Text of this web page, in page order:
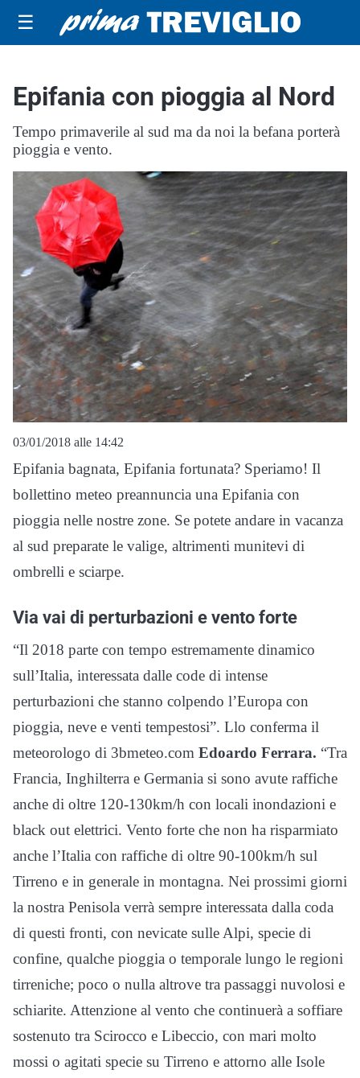
☰
Epifania con pioggia al Nord
Tempo primaverile al sud ma da noi la befana porterà
pioggia e vento.
03/01/2018 alle 14:42
Epifania bagnata, Epifania fortunata? Speriamo! Il
bollettino meteo preannuncia una Epifania con
pioggia nelle nostre zone. Se potete andare in vacanza
al sud preparate le valige, altrimenti munitevi di
ombrelli e sciarpe.
Via vai di perturbazioni e vento forte
“Il 2018 parte con tempo estremamente dinamico
sull’Italia, interessata dalle code di intense
perturbazioni che stanno colpendo l’Europa con
pioggia, neve e venti tempestosi”. Llo conferma il
meteorologo di 3bmeteo.com Edoardo Ferrara. “Tra
Francia, Inghilterra e Germania si sono avute raffiche
anche di oltre 120-130km/h con locali inondazioni e
black out elettrici. Vento forte che non ha risparmiato
anche l’Italia con raffiche di oltre 90-100km/h sul
Tirreno e in generale in montagna. Nei prossimi giorni
la nostra Penisola verrà sempre interessata dalla coda
di questi fronti, con nevicate sulle Alpi, specie di
confine, qualche pioggia o temporale lungo le regioni
tirreniche; poco o nulla altrove tra passaggi nuvolosi e
schiarite. Attenzione al vento che continuerà a soffiare
sostenuto tra Scirocco e Libeccio, con mari molto
mossi o agitati specie su Tirreno e attorno alle Isole